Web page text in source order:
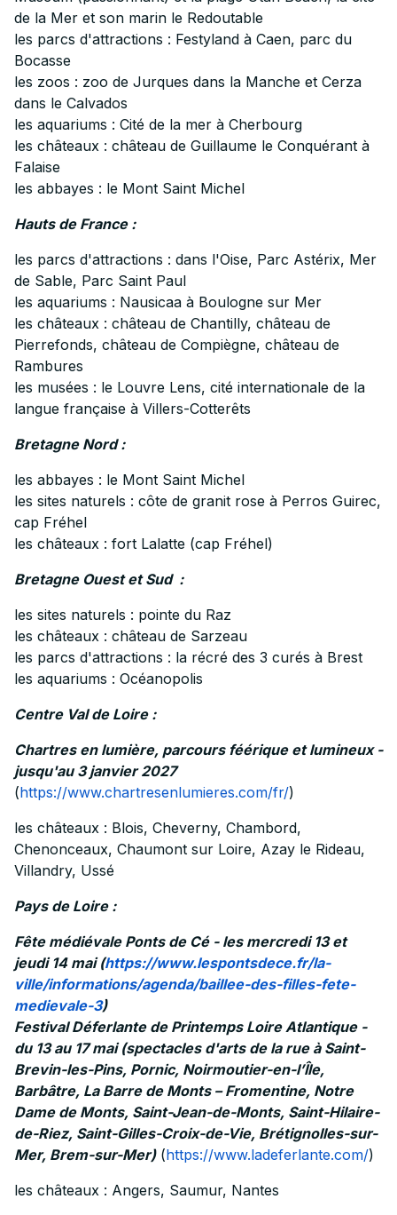
de la Mer et son marin le Redoutable
les parcs d'attractions : Festyland à Caen, parc du
Bocasse
les zoos : zoo de Jurques dans la Manche et Cerza
dans le Calvados
les aquariums : Cité de la mer à Cherbourg
les châteaux : château de Guillaume le Conquérant à
Falaise
les abbayes : le Mont Saint Michel
Hauts de France :
les parcs d'attractions : dans l'Oise, Parc Astérix, Mer
de Sable, Parc Saint Paul
les aquariums : Nausicaa à Boulogne sur Mer
les châteaux : château de Chantilly, château de
Pierrefonds, château de Compiègne, château de
Rambures
les musées : le Louvre Lens, cité internationale de la
langue française à Villers-Cotterêts
Bretagne Nord :
les abbayes : le Mont Saint Michel
les sites naturels : côte de granit rose à Perros Guirec,
cap Fréhel
les châteaux : fort Lalatte (cap Fréhel)
Bretagne Ouest et Sud :
les sites naturels : pointe du Raz
les châteaux : château de Sarzeau
les parcs d'attractions : la récré des 3 curés à Brest
les aquariums : Océanopolis
Centre Val de Loire :
Chartres en lumière, parcours féérique et lumineux -
jusqu'au 3 janvier 2027
(https://www.chartresenlumieres.com/fr/)
les châteaux : Blois, Cheverny, Chambord,
Chenonceaux, Chaumont sur Loire, Azay le Rideau,
Villandry, Ussé
Pays de Loire :
Fête médiévale Ponts de Cé - les mercredi 13 et
jeudi 14 mai (https://www.lespontsdece.fr/la-
ville/informations/agenda/baillee-des-filles-fete-
medievale-3)
Festival Déferlante de Printemps Loire Atlantique -
du 13 au 17 mai (spectacles d'arts de la rue à Saint-
Brevin-les-Pins, Pornic, Noirmoutier-en-l’Île,
Barbâtre, La Barre de Monts – Fromentine, Notre
Dame de Monts, Saint-Jean-de-Monts, Saint-Hilaire-
de-Riez, Saint-Gilles-Croix-de-Vie, Brétignolles-sur-
Mer, Brem-sur-Mer)(https://www.ladeferlante.com/)
les châteaux : Angers, Saumur, Nantes